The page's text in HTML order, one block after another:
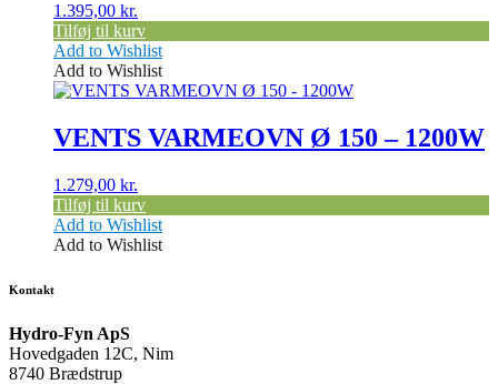
1.395,00 kr.
Tilføj til kurv
Add to Wishlist
Add to Wishlist
VENTS VARMEOVN Ø 150 – 1200W
1.279,00 kr.
Tilføj til kurv
Add to Wishlist
Add to Wishlist
Kontakt
Hydro-Fyn ApS
Hovedgaden 12C, Nim
8740 Brædstrup